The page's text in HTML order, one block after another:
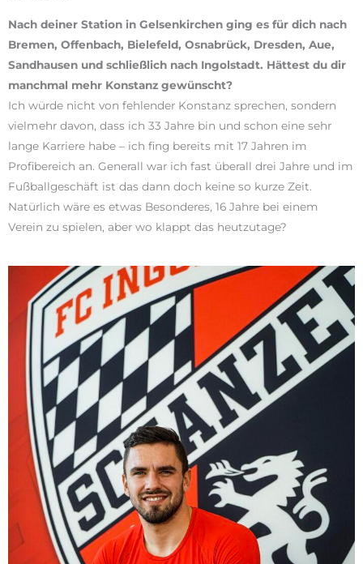
Nach deiner Station in Gelsenkirchen ging es für dich nach
Bremen, Offenbach, Bielefeld, Osnabrück, Dresden, Aue,
Sandhausen und schließlich nach Ingolstadt. Hättest du dir
manchmal mehr Konstanz gewünscht?
Ich würde nicht von fehlender Konstanz sprechen, sondern
vielmehr davon, dass ich 33 Jahre bin und schon eine sehr
lange Karriere habe – ich fing bereits mit 17 Jahren im
Profibereich an. Generall war ich fast überall drei Jahre und im
Fußballgeschäft ist das dann doch keine so kurze Zeit.
Natürlich wäre es etwas Besonderes, 16 Jahre bei einem
Verein zu spielen, aber wo klappt das heutzutage?